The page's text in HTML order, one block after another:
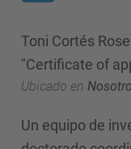
Toni Cortés
"Certificate of
Ubicado en
Un equipo de